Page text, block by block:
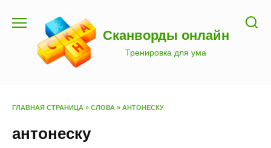
содержанию
Сканворды онлайн
Тренировка для ума
ГЛАВНАЯ СТРАНИЦА » СЛОВА » АНТОНЕСКУ
антонеску